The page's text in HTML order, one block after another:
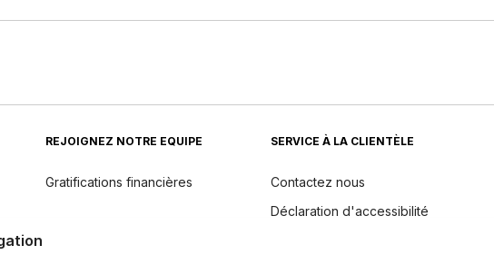
REJOIGNEZ NOTRE EQUIPE
Gratifications financières
SERVICE À LA CLIENTÈLE
Contactez nous
Déclaration d'accessibilité